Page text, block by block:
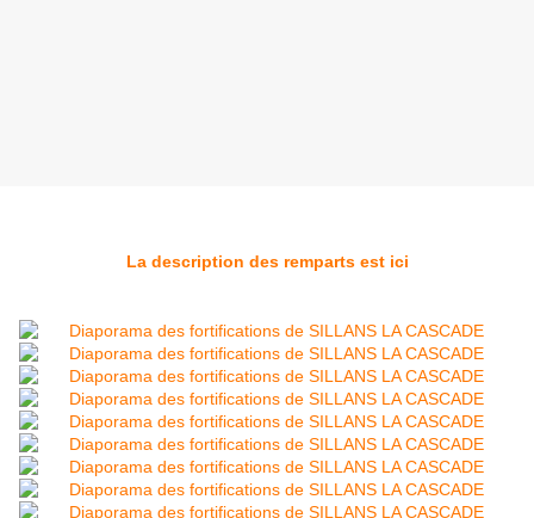
La description des remparts est ici